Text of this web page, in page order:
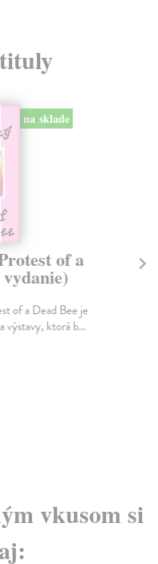
na sklade
of a
vydanie)
of a Dead Bee je
výstavy, ktorá b...
vkusom si